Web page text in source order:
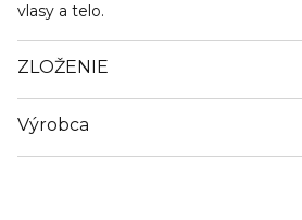
vlasy a telo.
ZLOŽENIE
Výrobca